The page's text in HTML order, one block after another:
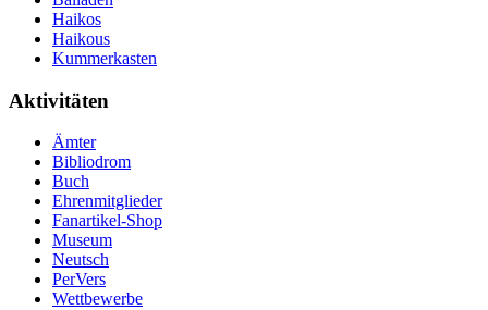
Haikos
Haikous
Kummerkasten
Aktivitäten
Ämter
Bibliodrom
Buch
Ehrenmitglieder
Fanartikel-Shop
Museum
Neutsch
PerVers
Wettbewerbe